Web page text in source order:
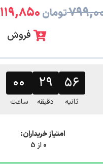
تومان۱۱۹,۸۵۰
فروش
۰۰
ساعت
۲۹
دقیقه
۵۵
ثانیه
امتیاز خریداران:
0 از 5